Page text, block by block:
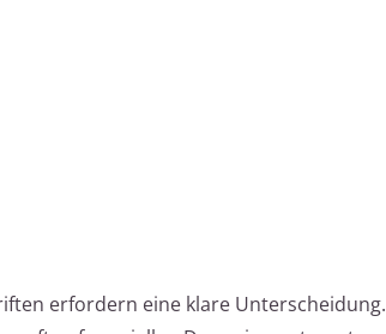
erfordern eine klare Unterscheidung.